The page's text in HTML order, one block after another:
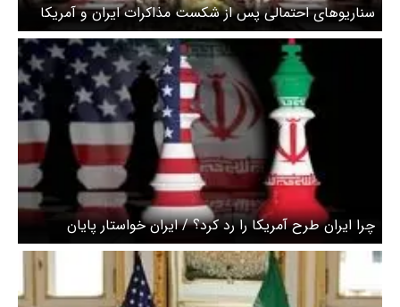
سناریوهای احتمالی پس از شکست مذاکرات ایران و آمریکا
چیست؟
چرا ایران طرح آمریکا را رد کرد؟ / ایران خواستار پایان
تحریم‌ها و آزادسازی دارایی است